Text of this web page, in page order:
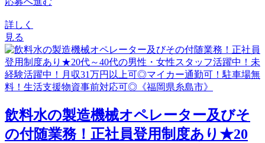
詳しく
見る
飲料水の製造機械オペレーター及びそ
の付随業務！正社員登用制度あり★20